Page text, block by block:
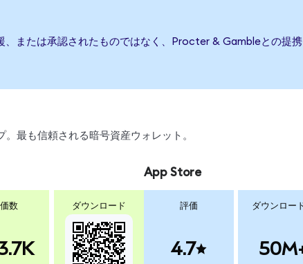
または承認されたものではなく、Procter & Gambleとの提
最も信頼される暗号資産ウォレット。
数 ダウンロード
App Store
評価
4.7
ダウンロー